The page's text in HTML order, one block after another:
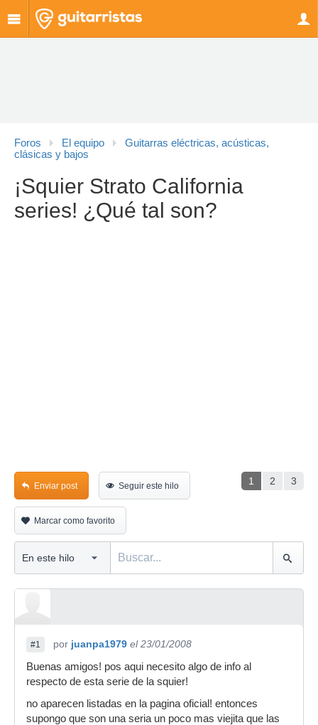
Foros El equipo
Guitarras eléctricas, acústicas,
clásicas y bajos
¡Squier Strato California
series! ¿Qué tal son?
1 2 3
Enviar post Seguir este hilo
Marcar como favorito
#1 por juanpa1979 el 23/01/2008
Buenas amigos! pos aqui necesito algo de info al
respecto de esta serie de la squier!
no aparecen listadas en la pagina oficial! entonces
supongo que son una seria un poco mas viejita que las